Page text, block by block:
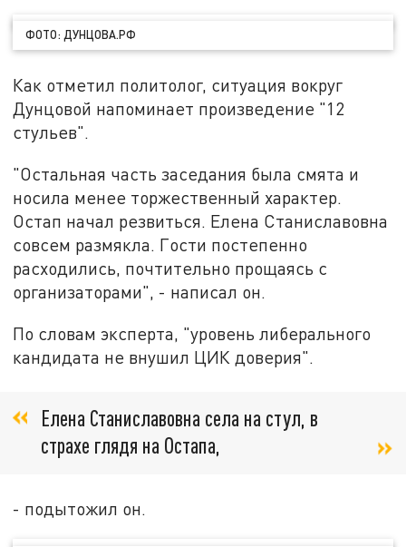
ФОТО: ДУНЦОВА.РФ
Как отметил политолог, ситуация вокруг
Дунцовой напоминает произведение "12
стульев".
"Остальная часть заседания была смята и
носила менее торжественный характер.
Остап начал резвиться. Елена Станиславовна
совсем размякла. Гости постепенно
расходились, почтительно прощаясь с
организаторами", - написал он.
По словам эксперта, "уровень либерального
кандидата не внушил ЦИК доверия".
Елена Станиславовна села на стул, в
страхе глядя на Остапа,
- подытожил он.